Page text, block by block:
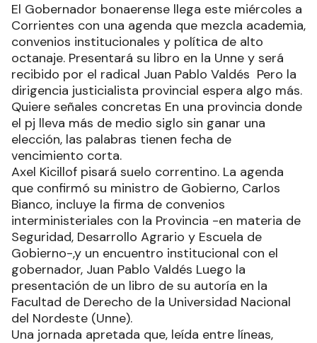
El Gobernador bonaerense llega este miércoles a
Corrientes con una agenda que mezcla academia,
convenios institucionales y política de alto
octanaje. Presentará su libro en la Unne y será
recibido por el radical Juan Pablo Valdés Pero la
dirigencia justicialista provincial espera algo más.
Quiere señales concretas En una provincia donde
el pj lleva más de medio siglo sin ganar una
elección, las palabras tienen fecha de
vencimiento corta.
Axel Kicillof pisará suelo correntino. La agenda
que confirmó su ministro de Gobierno, Carlos
Bianco, incluye la firma de convenios
interministeriales con la Provincia -en materia de
Seguridad, Desarrollo Agrario y Escuela de
Gobierno-,y un encuentro institucional con el
gobernador, Juan Pablo Valdés Luego la
presentación de un libro de su autoría en la
Facultad de Derecho de la Universidad Nacional
del Nordeste (Unne).
Una jornada apretada que, leída entre líneas,